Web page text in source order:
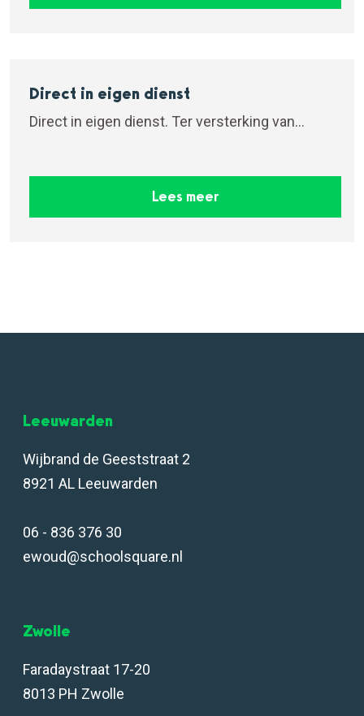
Direct in eigen dienst
Direct in eigen dienst. Ter versterking van...
Lees meer
Leeuwarden
Wijbrand de Geeststraat 2
8921 AL Leeuwarden
06 - 836 376 30
ewoud@schoolsquare.nl
Zwolle
Faradaystraat 17-20
8013 PH Zwolle